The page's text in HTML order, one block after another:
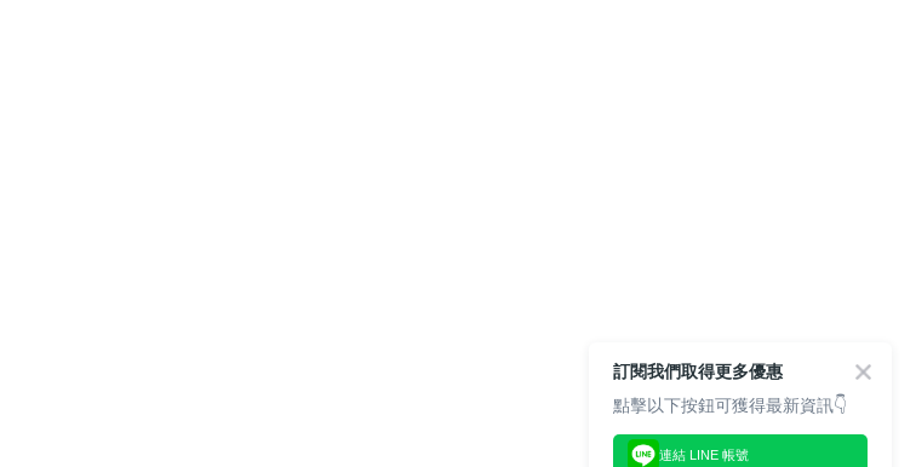
訂閱我們取得更多優惠
點擊以下按鈕可獲得最新資訊👇
連結 LINE 帳號